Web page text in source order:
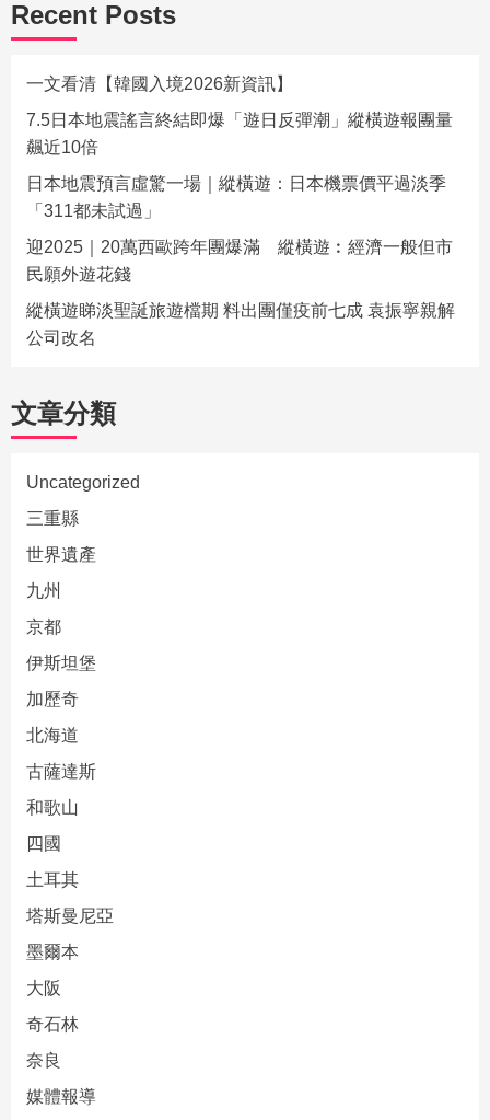
Recent Posts
一文看清【韓國入境2026新資訊】
7.5日本地震謠言終結即爆「遊日反彈潮」縱橫遊報團量
飆近10倍
日本地震預言虛驚一場｜縱橫遊：日本機票價平過淡季
「311都未試過」
迎2025｜20萬西歐跨年團爆滿 縱橫遊︰經濟一般但市
民願外遊花錢
縱橫遊睇淡聖誕旅遊檔期 料出團僅疫前七成 袁振寧親解
公司改名
文章分類
Uncategorized
三重縣
世界遺產
九州
京都
伊斯坦堡
加歷奇
北海道
古薩達斯
和歌山
四國
土耳其
塔斯曼尼亞
墨爾本
大阪
奇石林
奈良
媒體報導